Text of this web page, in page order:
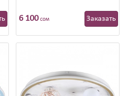
6 100сом Заказать